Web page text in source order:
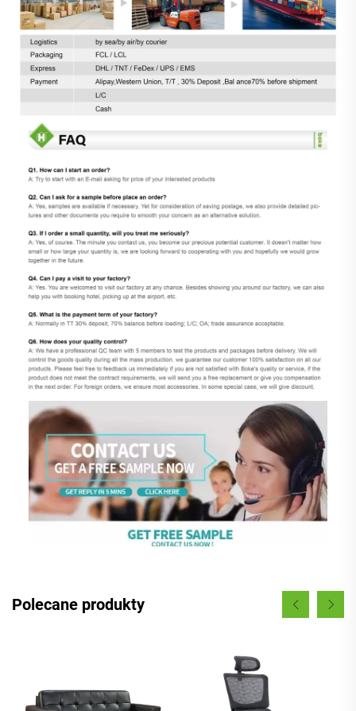
Polecane produkty